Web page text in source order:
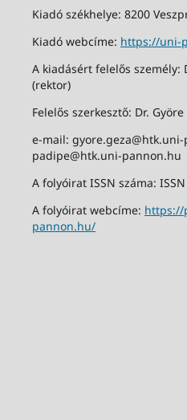
Kiadó székhelye: 8200
Kiadó webcíme: https://uni-
A kiadásért felelős személy:
(rektor)
Felelős szerkesztő: Dr. Györe
e-mail:
padipe@htk.uni-pannon.hu
A folyóirat ISSN száma:
A folyóirat webcíme: https://
pannon.hu/